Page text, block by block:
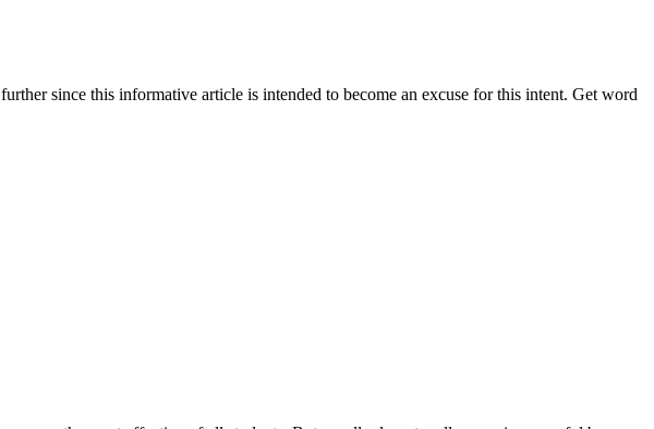
since this informative article is intended to become an excuse for this intent. Get word